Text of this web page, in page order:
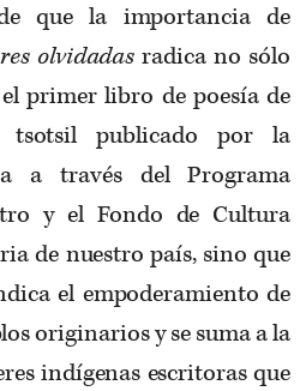
que la importancia de
olvidadasradica no sólo
primer libro de poesía de
tsotsil publicado por la
a través del Programa
y el Fondo de Cultura
de nuestro país, sino que
el empoderamiento de
originarios y se suma a la
indígenas escritoras que